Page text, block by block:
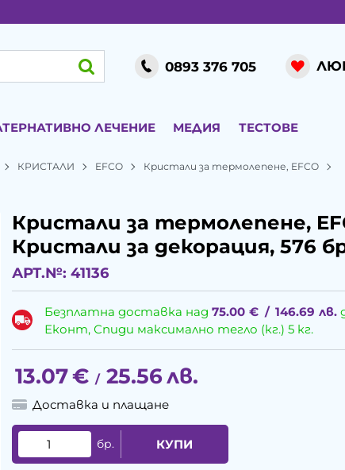
0893 376 705
ЛЕЧЕНИЕ МЕДИЯ ТЕСТОВЕ
КРИСТАЛИ EFCO
Кристали за термолепене, EFCO
Кристали за термолепене,
Кристали за декорация, 576
АРТ.№: 41136
Безплатна доставка над75.00 € / 146.69 лв.
Еконт, Спиди максимално тегло (кг.) 5 кг.
13.07€ / 25.56лв.
Доставка и плащане
бр. КУПИ